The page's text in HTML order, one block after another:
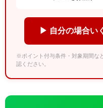
▶ 自分の場合い
※ポイント付与条件・対象期間な
認ください。